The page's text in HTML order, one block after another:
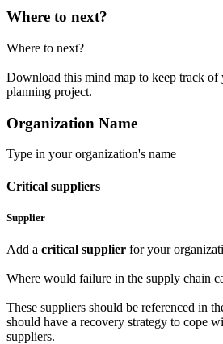
Where to next?
Where to next?
Download this mind map to keep track
planning project.
Organization Name
Type in your organization's name
Critical suppliers
Supplier
Add a critical supplier for your
Where would failure in the supply chain
These suppliers should be referenced in
should have a recovery strategy to cope
suppliers.